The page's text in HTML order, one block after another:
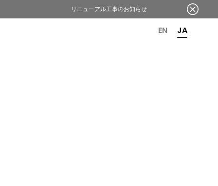
EN JA
リニューアル工事のお知らせ
OR 6TH ANNIVERSARY